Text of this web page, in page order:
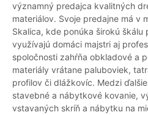
významný predajca kvalitných
materiálov. Svoje predajne má v
Skalica, kde ponúka širokú
využívajú domáci majstri aj
spoločnosti zahŕňa obkladové a
materiály vrátane paluboviek,
profilov či dlážkovíc. Medzi
stavebné a nábytkové kovanie,
vstavaných skríň a nábytku na